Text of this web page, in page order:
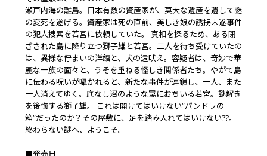
瀬戸内海の離島。日本有数の資産家が、莫大な遺産を遺して謎
の変死を遂げる。資産家は死の直前、美しき娘の誘拐未遂事件
の犯人捜索を若宮に依頼していた。 真相を探るため、ある閉
ざされた島に降り立つ獅子雄と若宮。二人を待ち受けていたの
は、異様な佇まいの洋館と、犬の遠吠え。容疑者は、奇妙で華
麗な一族の面々と、うそを重ねる怪しき関係者たち。やがて島
に伝わる呪いが囁かれると、新たな事件が連鎖し、一人、また
一人消えてゆく。底なし沼のような罠におちいる若宮。謎解き
を後悔する獅子雄。 これは開けてはいけない“パンドラの
箱”だったのか？その屋敷に、足を踏み入れてはいけない??。
終わらない謎へ、ようこそ。
■発売日